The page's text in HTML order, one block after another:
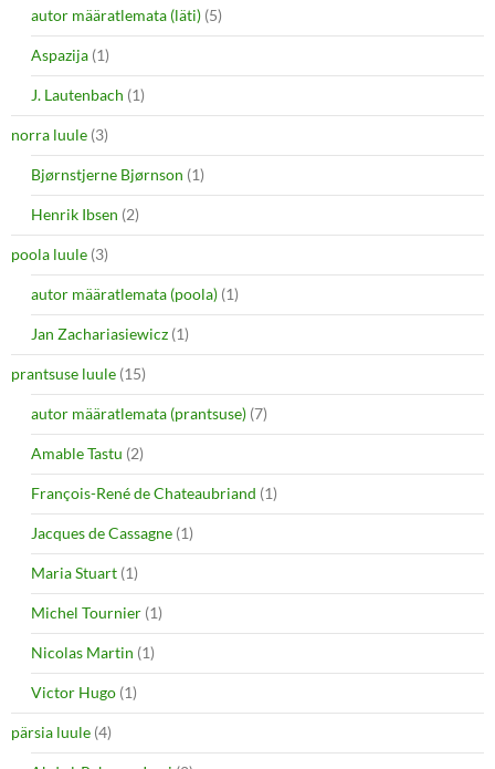
autor määratlemata (läti) (5)
Aspazija (1)
J. Lautenbach (1)
norra luule (3)
Bjørnstjerne Bjørnson (1)
Henrik Ibsen (2)
poola luule (3)
autor määratlemata (poola) (1)
Jan Zachariasiewicz (1)
prantsuse luule (15)
autor määratlemata (prantsuse) (7)
Amable Tastu (2)
François-René de Chateaubriand (1)
Jacques de Cassagne (1)
Maria Stuart (1)
Michel Tournier (1)
Nicolas Martin (1)
Victor Hugo (1)
pärsia luule (4)